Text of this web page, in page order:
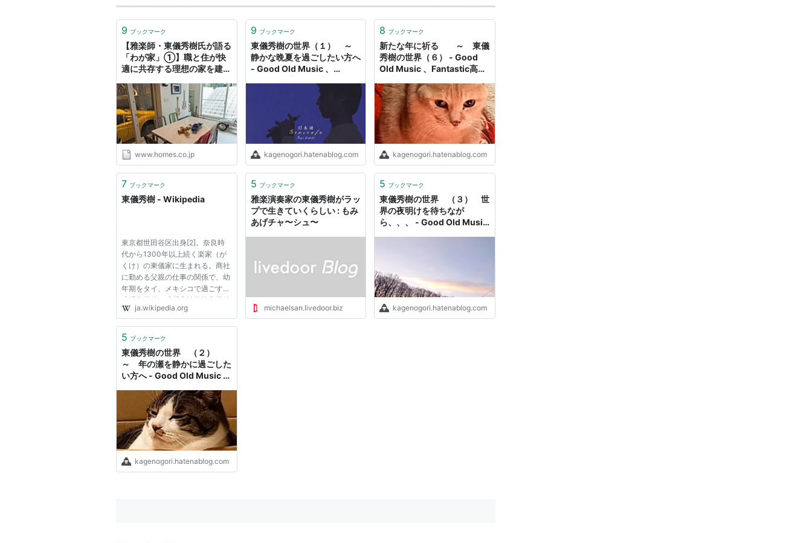
9 ブックマーク
【雅楽師・東儀秀樹氏が語る
「わが家」➀】職と住が快
適に共存する理想の家を建て
www.homes.co.jp
9 ブックマーク
東儀秀樹の世界（１） ～
静かな晩夏を過ごしたい方へ
- Good Old Music 、
kagenogori.hatenablog.com
8 ブックマーク
新たな年に祈る ～ 東儀
秀樹の世界（６） - Good
Old Music 、Fantastic高校
kagenogori.hatenablog.com
7 ブックマーク
東儀秀樹 - Wikipedia
東京都世田谷区出身[2]。奈良時
代から1300年以上続く楽家（が
くけ）の東儀家に生まれる。商社
に勤める父親の仕事の関係で、幼
年期をタイ、メキシコで過ごす。
成蹊中学校・成蹊高等学校卒業後
に國學院大學の文学部二部神道学
楽部の楽生科で雅楽を学ぶ。
活躍す...
ja.wikipedia.org
5 ブックマーク
雅楽演奏家の東儀秀樹がラッ
プで生きていくらしい : もみ
あげチャ〜シュ〜
michaelsan.livedoor.biz
5 ブックマーク
東儀秀樹の世界 （３） 世
界の夜明けを待ちなが
ら、、、 - Good Old Music
kagenogori.hatenablog.com
5 ブックマーク
東儀秀樹の世界 （２）
～ 年の瀬を静かに過ごした
い方へ - Good Old Music 、
kagenogori.hatenablog.com